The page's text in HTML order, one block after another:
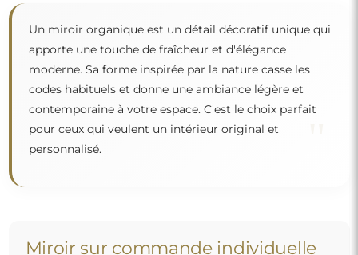
Un miroir organique est un détail décoratif unique qui
apporte une touche de fraîcheur et d'élégance
moderne. Sa forme inspirée par la nature casse les
codes habituels et donne une ambiance légère et
contemporaine à votre espace. C'est le choix parfait
pour ceux qui veulent un intérieur original et
personnalisé.
Miroir sur commande individuelle